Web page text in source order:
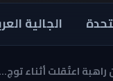
الجالية
اعتُقلت أثناء توج...